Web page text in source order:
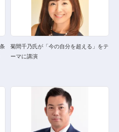
菊間千乃氏が「今の自分を超える」をテ
ーマに講演